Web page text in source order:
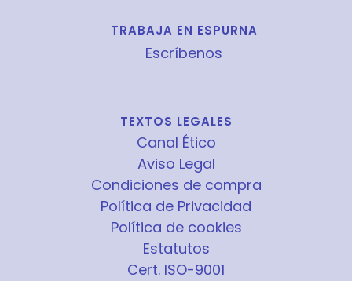
TRABAJA EN ESPURNA
Escríbenos
TEXTOS LEGALES
Canal Ético
Aviso Legal
Condiciones de compra
Política de Privacidad
Política de cookies
Estatutos
Cert. ISO-9001